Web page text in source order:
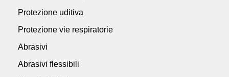
Protezione uditiva
Protezione vie respiratorie
Abrasivi
Abrasivi flessibili